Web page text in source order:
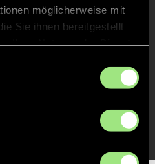
möglicherweise mit
Sie ihnen bereitgestellt